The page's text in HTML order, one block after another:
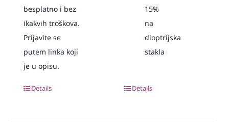
besplatno i bez
ikakvih troškova.
Prijavite se
putem linka koji
je u opisu.
Details
15%
na
dioptrijska
stakla
Details